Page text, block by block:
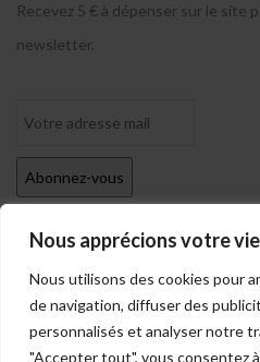
Nous apprécions votre
Nous utilisons des cookies pour
de navigation, diffuser des
personnalisés et analyser notre
"Accepter tout", vous consentez
Recevez 5 € à dépenser sur le site
newsletter.